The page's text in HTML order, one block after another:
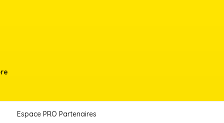
Espace PRO Partenaires